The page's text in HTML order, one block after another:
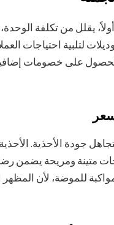
يقلل من تكلفة
لتلبية احتياجات
للحصول على خصومات
جودة الأحذية.
متينة ومريحة يضمن رضا
للموضة، لأن